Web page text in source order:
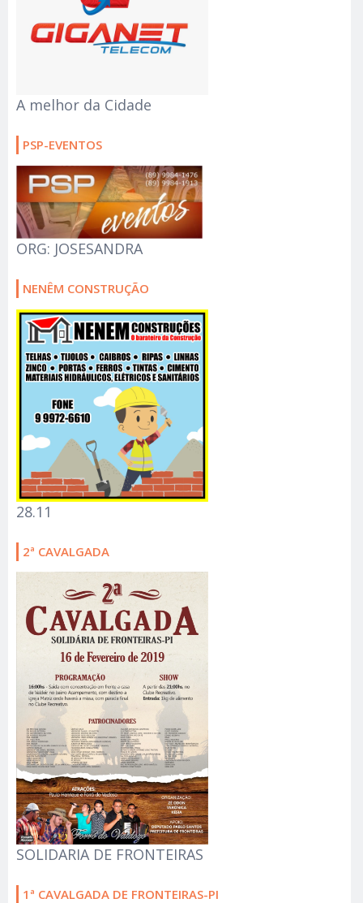
A melhor da Cidade
PSP-EVENTOS
ORG: JOSESANDRA
NENÊM CONSTRUÇÃO
28.11
2ª CAVALGADA
SOLIDARIA DE FRONTEIRAS
1ª CAVALGADA DE FRONTEIRAS-PI